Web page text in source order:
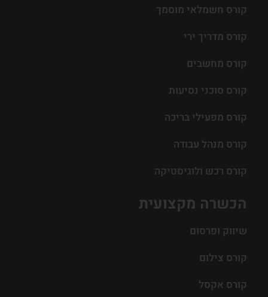
הכשרה מקצועית
שיווק ופרסום
קורס צילום
קורס אקסל
קורס חשמלאי מוסמך
קורס מדריך ירי
קורס מחשבים
קורס סוכני נסיעות
קורס מפעילי בריכה
קורס מנהל עבודה
קורס רכש ולוגיסטיקה